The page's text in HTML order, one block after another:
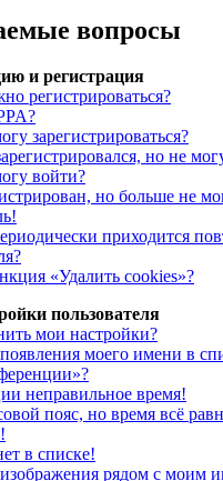
вопросы
и регистрация
регистрироваться?
зарегистрироваться?
но не
войти?
но больше не
приходится
«Удалить cookies»?
пользователя
мои настройки?
моего имени в
неправильное время!
пояс, но время всё
в списке!
рядом с моим